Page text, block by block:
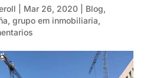
Mar 26, 2020| Blog,
, grupo em inmobiliaria,